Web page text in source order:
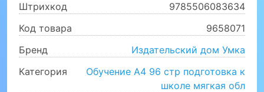
Штрихкод
9785506083634
Код товара
9658071
Бренд
Издательский дом Умка
Категория
Обучение А4 96 стр подготовка к
школе мягкая обл